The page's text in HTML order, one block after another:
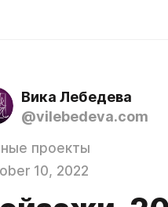
Вика Лебедева
@vilebedeva.com
проекты
10, 2022